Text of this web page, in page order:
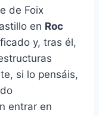
de Foix
en Roc
y, tras él,
si lo pensáis,
entrar en